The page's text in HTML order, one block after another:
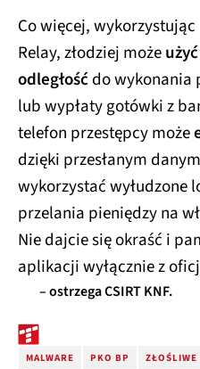
Co więcej, wykorzystując
Relay, złodziej może
odległośćdo wykonania
lub wypłaty gotówki z
telefon przestępcy może
dzięki przesłanym
wykorzystać wyłudzone
przelania pieniędzy na
Nie dajcie się okraść i
aplikacji wyłącznie z
– ostrzega CSIRT KNF.
MALWARE PKO BP ZŁOŚLIWE